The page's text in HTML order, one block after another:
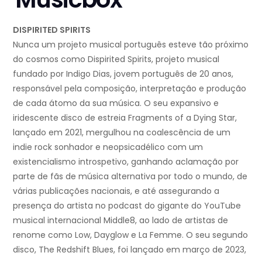
DISPIRITED SPIRITS
Nunca um projeto musical português esteve tão próximo
do cosmos como Dispirited Spirits, projeto musical
fundado por Indigo Dias, jovem português de 20 anos,
responsável pela composição, interpretação e produção
de cada átomo da sua música. O seu expansivo e
iridescente disco de estreia Fragments of a Dying Star,
lançado em 2021, mergulhou na coalescência de um
indie rock sonhador e neopsicadélico com um
existencialismo introspetivo, ganhando aclamação por
parte de fãs de música alternativa por todo o mundo, de
várias publicações nacionais, e até assegurando a
presença do artista no podcast do gigante do YouTube
musical internacional Middle8, ao lado de artistas de
renome como Low, Dayglow e La Femme. O seu segundo
disco, The Redshift Blues, foi lançado em março de 2023,